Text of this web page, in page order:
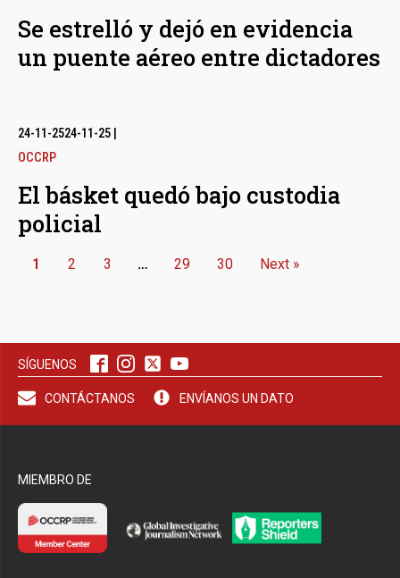
Se estrelló y dejó en evidencia
un puente aéreo entre dictadores
24-11-2524-11-25
OCCRP
El básket quedó bajo custodia
policial
1 2 3 … 29 30 Next »
SÍGUENOS
CONTÁCTANOS ENVÍANOS UN DATO
MIEMBRO DE